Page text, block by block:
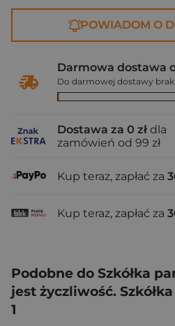
POWIADOM O
Darmowa dostawa
Do darmowej dostawy
Dostawa za 0 zł dla
zamówień od 99 zł
Kup teraz, zapłać za
Kup teraz, zapłać za
Podobne do Szkółka
jest życzliwość.
1